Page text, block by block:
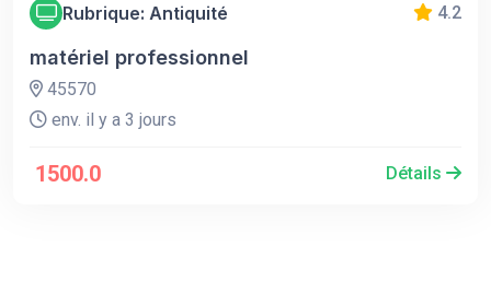
Rubrique: Antiquité 4.2
matériel professionnel
45570
env. il y a 3 jours
1500.0 Détails